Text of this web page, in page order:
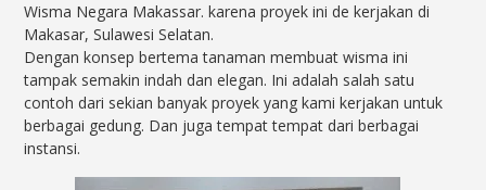
Wisma Negara Makassar. karena proyek ini de kerjakan di
Makasar, Sulawesi Selatan.
Dengan konsep bertema tanaman membuat wisma ini
tampak semakin indah dan elegan. Ini adalah salah satu
contoh dari sekian banyak proyek yang kami kerjakan untuk
berbagai gedung. Dan juga tempat tempat dari berbagai
instansi.